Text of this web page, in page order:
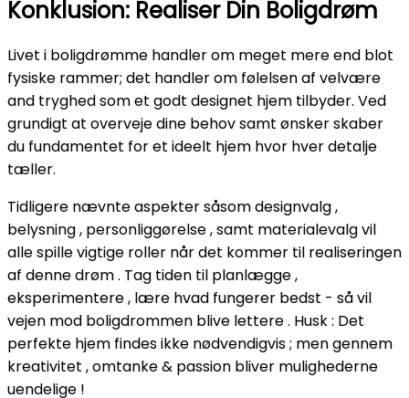
Konklusion: Realiser Din Boligdrøm
Livet i boligdrømme handler om meget mere end blot
fysiske rammer; det handler om følelsen af velvære
and tryghed som et godt designet hjem tilbyder. Ved
grundigt at overveje dine behov samt ønsker skaber
du fundamentet for et ideelt hjem hvor hver detalje
tæller.
Tidligere nævnte aspekter såsom designvalg ,
belysning , personliggørelse , samt materialevalg vil
alle spille vigtige roller når det kommer til realiseringen
af denne drøm . Tag tiden til planlægge ,
eksperimentere , lære hvad fungerer bedst - så vil
vejen mod boligdrommen blive lettere . Husk : Det
perfekte hjem findes ikke nødvendigvis ; men gennem
kreativitet , omtanke & passion bliver mulighederne
uendelige !